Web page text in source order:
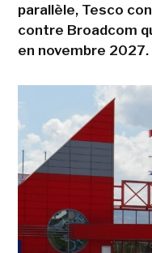
parallèle, Tesco
contre Broadcom
en novembre 2027.